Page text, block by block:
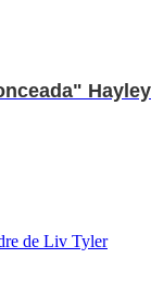
Hayley
de Liv Tyler